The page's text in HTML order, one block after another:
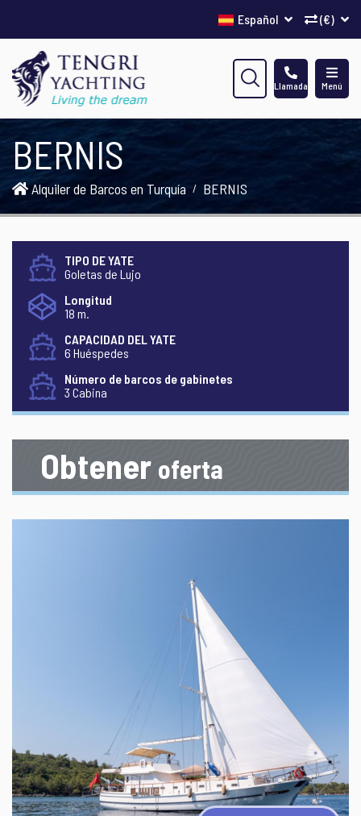
(€)
Español
Menú
Llamada
BERNIS
Alquiler de Barcos en Turquía BERNIS
TIPO DE YATE
Goletas de Lujo
Longitud
18 m.
CAPACIDAD DEL YATE
6 Huéspedes
Número de barcos de gabinetes
3 Cabina
Obtener oferta